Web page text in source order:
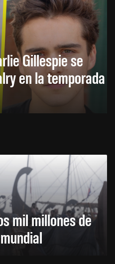
Gillespie se
en la temporada
mil millones de